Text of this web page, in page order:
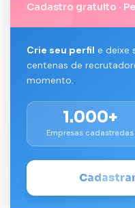
Cadastro gratuito ·
Crie seu perfil e deixe
centenas de
momento.
1.000+
Empresas cadastradas